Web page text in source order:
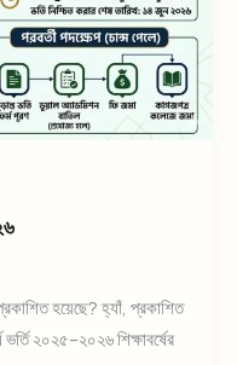
হয়েছে? হ্যাঁ, প্রকাশিত
২০২৫–২০২৬ শিক্ষাবর্ষের